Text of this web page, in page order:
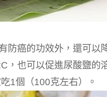
防癌的功效外，還可以
，也可以促進尿酸鹽的
1個（100克左右）。